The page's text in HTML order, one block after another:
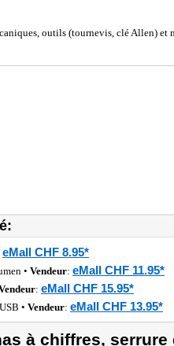
outils (tournevis, clé Allen) et
eMall CHF 8.95*
• Vendeur: eMall CHF 11.95*
: eMall CHF 15.95*
• Vendeur: eMall CHF 13.95*
à chiffres, serrure